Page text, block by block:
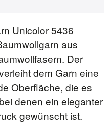
Unicolor 5436
aus
Der
dem Garn eine
Oberfläche, die es
denen ein eleganter
gewünscht ist.